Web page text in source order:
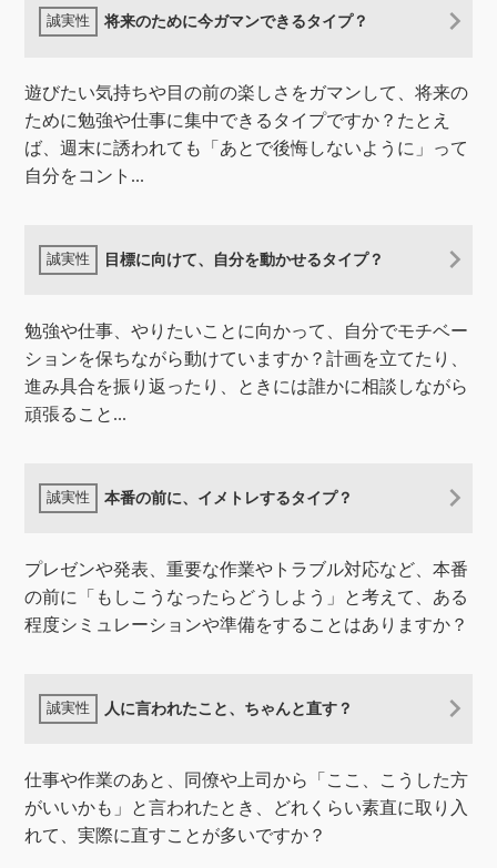
将来のために今ガマンできるタイプ？
遊びたい気持ちや目の前の楽しさをガマンして、将来の
ために勉強や仕事に集中できるタイプですか？たとえ
ば、週末に誘われても「あとで後悔しないように」って
自分をコント...
目標に向けて、自分を動かせるタイプ？
勉強や仕事、やりたいことに向かって、自分でモチベー
ションを保ちながら動けていますか？計画を立てたり、
進み具合を振り返ったり、ときには誰かに相談しながら
頑張ること...
本番の前に、イメトレするタイプ？
プレゼンや発表、重要な作業やトラブル対応など、本番
の前に「もしこうなったらどうしよう」と考えて、ある
程度シミュレーションや準備をすることはありますか？
人に言われたこと、ちゃんと直す？
仕事や作業のあと、同僚や上司から「ここ、こうした方
がいいかも」と言われたとき、どれくらい素直に取り入
れて、実際に直すことが多いですか？